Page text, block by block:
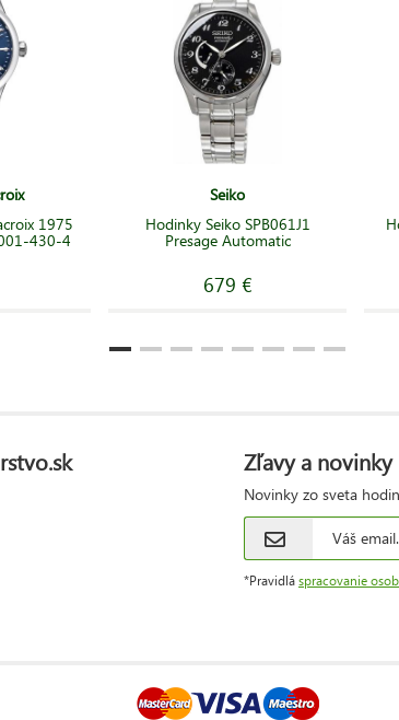
1975
430-4
Seiko
Hodinky Seiko SPB061J1
Presage Automatic
679 €
Zľavy a novinky
Novinky zo sveta
*Pravidlá spracovanie